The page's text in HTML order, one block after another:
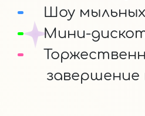
Шоу
Мини-
завершение